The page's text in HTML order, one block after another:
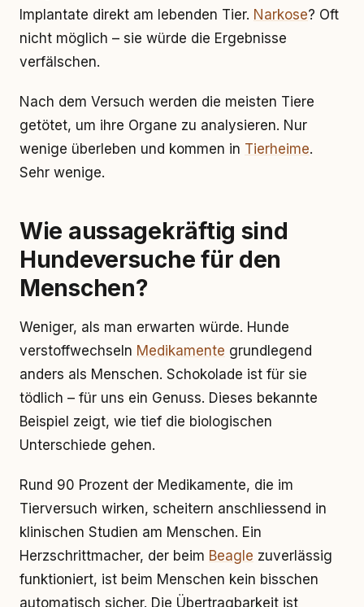
Implantate direkt am lebenden Tier. Narkose? Oft
nicht möglich – sie würde die Ergebnisse
verfälschen.
Nach dem Versuch werden die meisten Tiere
getötet, um ihre Organe zu analysieren. Nur
wenige überleben und kommen in Tierheime.
Sehr wenige.
Wie aussagekräftig sind
Hundeversuche für den
Menschen?
Weniger, als man erwarten würde. Hunde
verstoffwechseln Medikamente grundlegend
anders als Menschen. Schokolade ist für sie
tödlich – für uns ein Genuss. Dieses bekannte
Beispiel zeigt, wie tief die biologischen
Unterschiede gehen.
Rund 90 Prozent der Medikamente, die im
Tierversuch wirken, scheitern anschliessend in
klinischen Studien am Menschen. Ein
Herzschrittmacher, der beim Beagle zuverlässig
funktioniert, ist beim Menschen kein bisschen
automatisch sicher. Die Übertragbarkeit ist